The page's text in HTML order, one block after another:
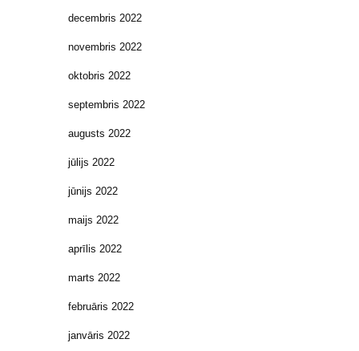
decembris 2022
novembris 2022
oktobris 2022
septembris 2022
augusts 2022
jūlijs 2022
jūnijs 2022
maijs 2022
aprīlis 2022
marts 2022
februāris 2022
janvāris 2022